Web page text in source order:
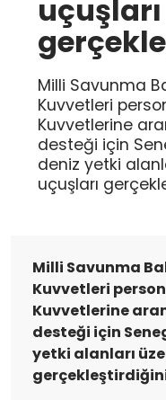
uçuşları
Milli Savunma
Kuvvetleri
Kuvvetlerine
desteği için
deniz yetki
uçuşları
Milli Savunma
Kuvvetleri
Kuvvetlerine
desteği için
yetki alanları